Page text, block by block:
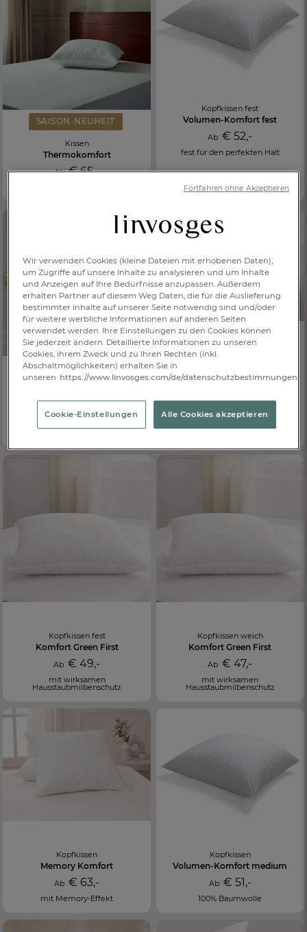
BE
CH
SAISON-NEUHEIT
Kissen
Thermokomfort
Ab€ 65,-
Kopfkissen fest
Volumen-Komfort fest
Ab€ 52,-
fest für den perfekten Halt
Total Komfort
Ab€ 45,-
Kopfkissen
€ 65,-
besonders weich
Kopfkissen fest
Komfort Green First
Ab€ 49,-
mit wirksamen
Hausstaubmilbenschutz
Kopfkissen weich
Komfort Green First
Ab€ 47,-
mit wirksamen
Hausstaubmilbenschutz
Kopfkissen
Memory Komfort
Ab€ 63,-
mit Memory-Effekt
Kopfkissen
Volumen-Komfort medium
Ab € 51,-
100% Baumwolle
Wir verwenden Cookies (kleine Dateien mit erhobenen Daten),
um Zugriffe auf unsere Inhalte zu analysieren und um Inhalte
und Anzeigen auf Ihre Bedürfnisse anzupassen. Außerdem
erhalten Partner auf diesem Weg Daten, die für die Auslieferung
bestimmter Inhalte auf unserer Seite notwendig sind und/oder
für weitere werbliche Informationen auf anderen Seiten
verwendet werden. Ihre Einstellungen zu den Cookies können
Sie jederzeit ändern. Detaillierte Informationen zu unseren
Cookies, ihrem Zweck und zu Ihren Rechten (inkl.
Abschaltmöglichkeiten) erhalten Sie in
unseren https://www.linvosges.com/de/
Cookie-Einstellungen Alle Cookies akzeptieren
Fortfahren ohne Akzeptieren